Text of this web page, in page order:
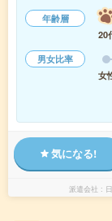
年齢層
20
男女比率
女
気になる!
派遣会社